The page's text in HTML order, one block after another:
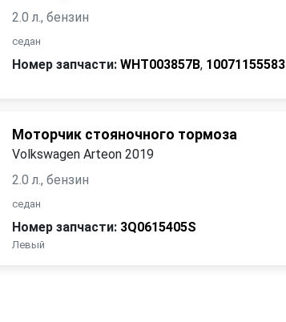
2.0 л., бензин
седан
Номер запчасти: WHT003857B, 10071155583
Моторчик стояночного тормоза
Volkswagen Arteon 2019
2.0 л., бензин
седан
Номер запчасти: 3Q0615405S
Левый